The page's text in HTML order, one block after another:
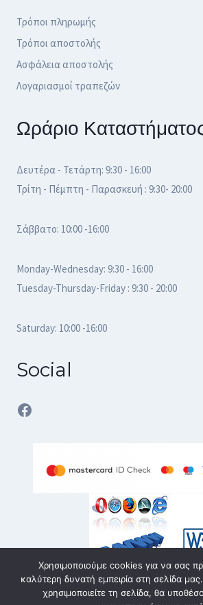
Τρόποι πληρωμής
Τρόποι αποστολής
Ασφάλεια αποστολής
Λογαριασμοί τραπεζών
Ωράριο
Δευτέρα - Τετάρτη: 9:30 - 16:00
Τρίτη - Πέμπτη - Παρασκευή : 9:30- 20:00
Σάββατο: 10:00 -16:00
Monday-Wednesday: 9:30 - 16:00
Tuesday-Thursday-Friday : 9:30 - 20:00
Saturday: 10:00 -16:00
Social
Facebook
Χρησιμοποιούμε cookies για να σας
καλύτερη δυνατή εμπειρία στη σελίδα
χρησιμοποιείτε τη σελίδα, θα